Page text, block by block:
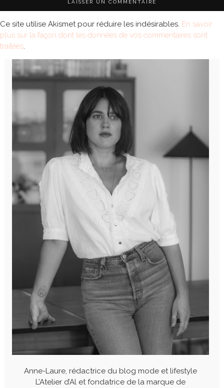
Ce site utilise Akismet pour réduire les indésirables. En savoir
plus sur la façon dont les données de vos commentaires sont
traitées.
Anne-Laure, rédactrice du blog mode et lifestyle
L’Atelier d’Al et fondatrice de la marque de